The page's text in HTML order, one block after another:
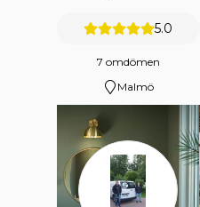
5.0
7 omdömen
Malmö